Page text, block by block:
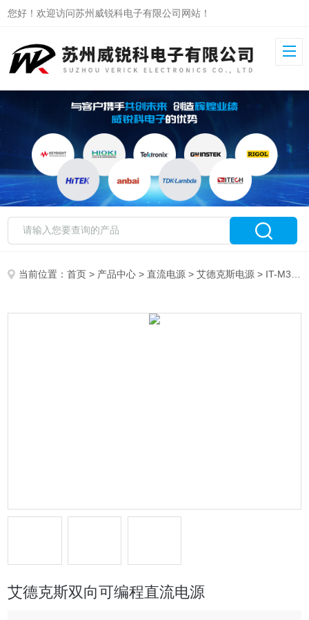
您好！欢迎访问苏州威锐科电子有限公司网站！
当前位置：首页 > 产品中心 >直流电源 >艾德克斯电源 > IT-M3901C-10-170艾德克斯双向可编程直流电源
艾德克斯双向可编程直流电源